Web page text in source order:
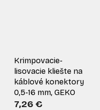
Krimpovacie-
lisovacie kliešte na
káblové konektory
0,5-16 mm, GEKO
7,26 €